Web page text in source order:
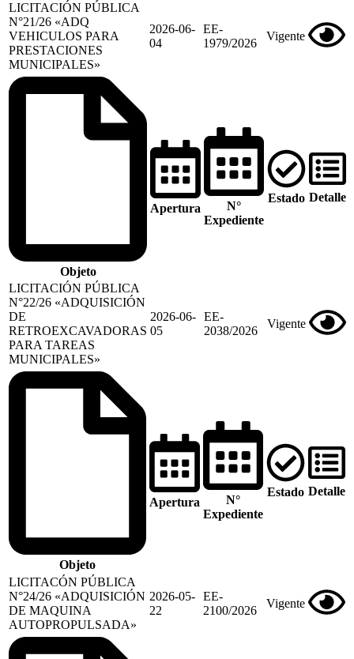
LICITACIÓN PÚBLICA
N°21/26 «ADQ
VEHICULOS PARA
PRESTACIONES
MUNICIPALES»
2026-06-
04
EE-
1979/2026
Vigente
Objeto
Apertura
N°
Expediente
Estado Detalle
LICITACIÓN PÚBLICA
N°22/26 «ADQUISICIÓN
DE
RETROEXCAVADORAS
PARA TAREAS
MUNICIPALES»
2026-06-
05
EE-
2038/2026
Vigente
Objeto
Apertura
N°
Expediente
Estado Detalle
LICITACÓN PÚBLICA
N°24/26 «ADQUISICIÓN
DE MAQUINA
AUTOPROPULSADA»
2026-05-
22
EE-
2100/2026
Vigente